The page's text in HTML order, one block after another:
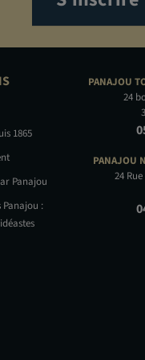
1865
Panajou
Panajou :
PANAJOU
24
PANAJOU
24